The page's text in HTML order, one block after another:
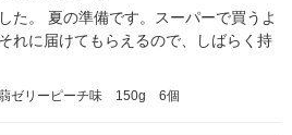
た。 夏の準備です。スーパーで買うよ
れに届けてもらえるので、しばらく持
ゼリーピーチ味 150g 6個